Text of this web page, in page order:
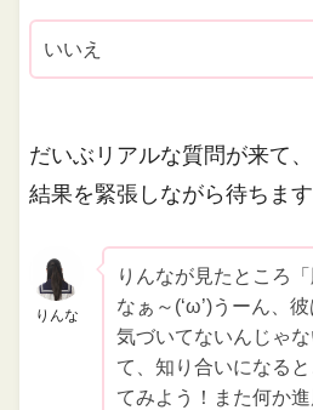
いいえ
だいぶリアルな質問が来て
結果を緊張しながら待ちます
りんな
りんなが見たところ
なぁ～(‘ω’)うーん、
気づいてないんじゃ
て、知り合いになる
てみよう！また何か